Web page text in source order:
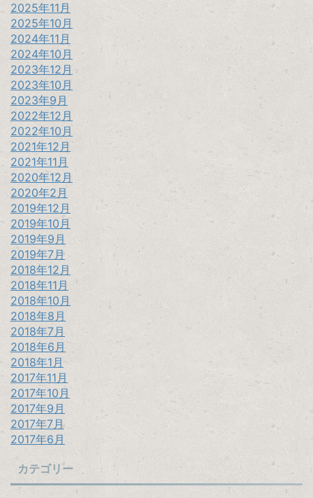
2025年11月
2025年10月
2024年11月
2024年10月
2023年12月
2023年10月
2023年9月
2022年12月
2022年10月
2021年12月
2021年11月
2020年12月
2020年2月
2019年12月
2019年10月
2019年9月
2019年7月
2018年12月
2018年11月
2018年10月
2018年8月
2018年7月
2018年6月
2018年1月
2017年11月
2017年10月
2017年9月
2017年7月
2017年6月
カテゴリー